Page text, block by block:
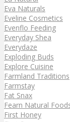
Eva Naturals
Eveline Cosmetics
Evenflo Feeding
Everyday Shea
Everydaze
Exploding Buds
Explore Cuisine
Farmland Traditions
Farmstay
Fat Snax
Fearn Natural
First Honey